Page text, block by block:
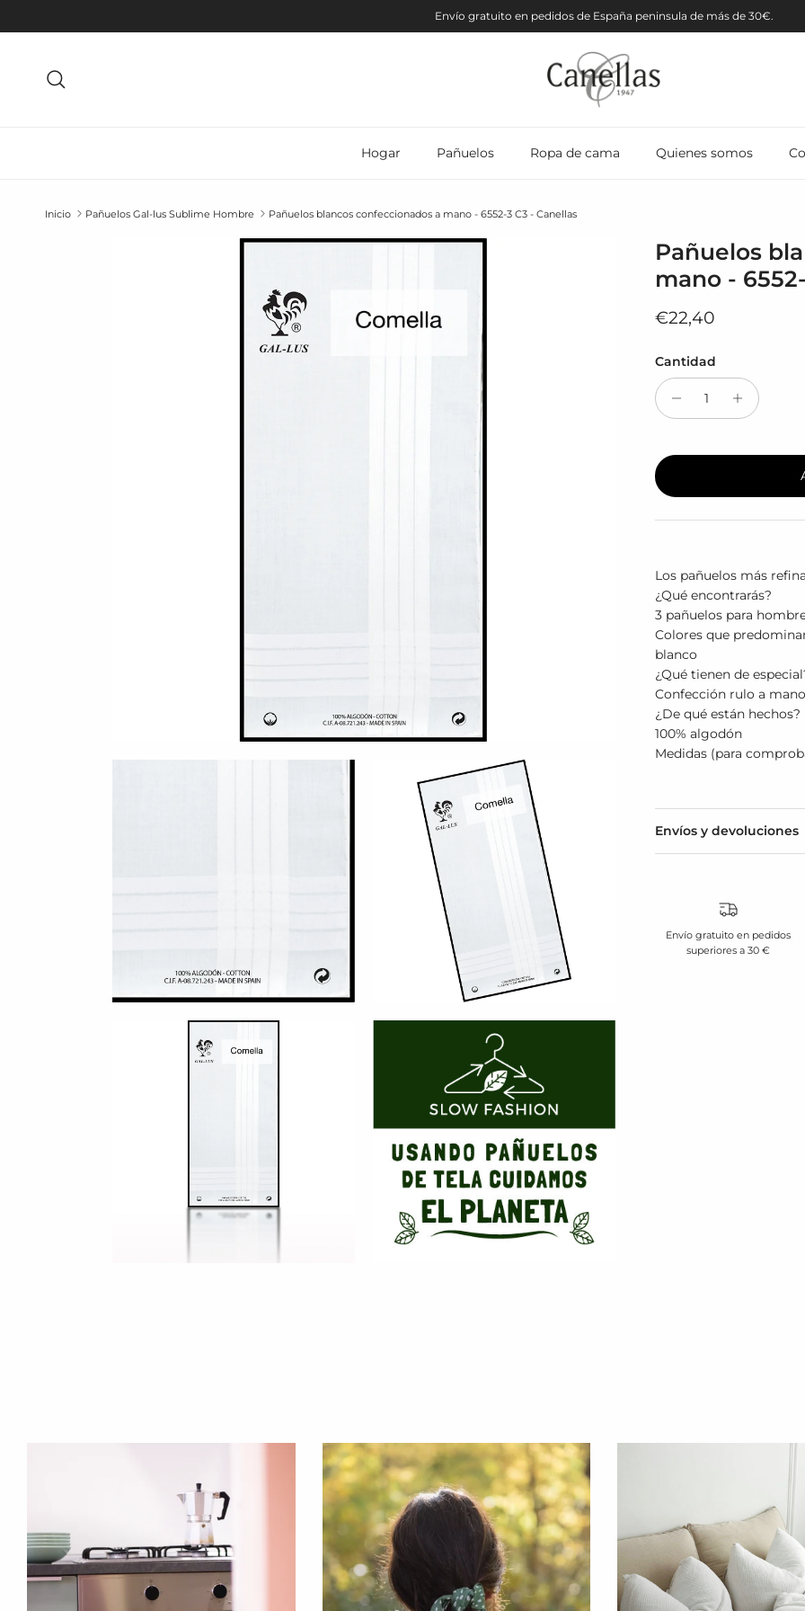
Envío gratuito en pedidos de España peninsula de más de 30€.
Hogar Pañuelos Ropa de cama Quienes somos
Inicio Pañuelos Gal-lus Sublime Hombre Pañuelos blancos confeccionados a mano - 6552-3 C3 - Canellas
Ir directamente a la información del producto
Pañuelos
mano -
Precio normal
€22,40
Cantidad
Los pañuelos más
¿Qué encontrarás?
3 pañuelos para
Colores que
blanco
¿Qué tienen de
Confección rulo a mano
¿De qué están hechos?
100% algodón
Medidas (para
Envíos y devoluciones
Envío gratuito en pedidos
superiores a 30 €